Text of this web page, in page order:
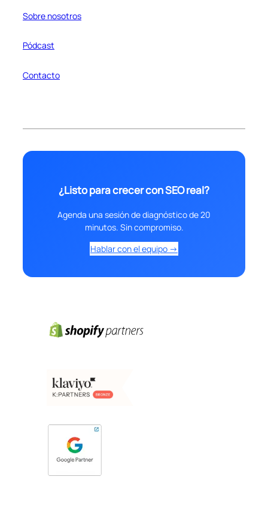
Sobre nosotros
Pódcast
Contacto
¿Listo para crecer con SEO real?
Agenda una sesión de diagnóstico de 20
minutos. Sin compromiso.
Hablar con el equipo →